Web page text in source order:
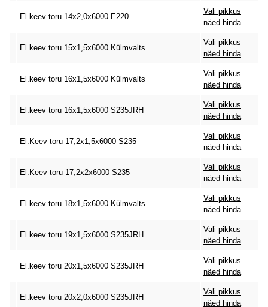
El.keev toru 14x2,0x6000 E220
Vali pikkus
näed hinda
El.keev toru 15x1,5x6000 Külmvalts
Vali pikkus
näed hinda
El.keev toru 16x1,5x6000 Külmvalts
Vali pikkus
näed hinda
El.keev toru 16x1,5x6000 S235JRH
Vali pikkus
näed hinda
El.Keev toru 17,2x1,5x6000 S235
Vali pikkus
näed hinda
El.Keev toru 17,2x2x6000 S235
Vali pikkus
näed hinda
El.keev toru 18x1,5x6000 Külmvalts
Vali pikkus
näed hinda
El.keev toru 19x1,5x6000 S235JRH
Vali pikkus
näed hinda
El.keev toru 20x1,5x6000 S235JRH
Vali pikkus
näed hinda
El.keev toru 20x2,0x6000 S235JRH
Vali pikkus
näed hinda